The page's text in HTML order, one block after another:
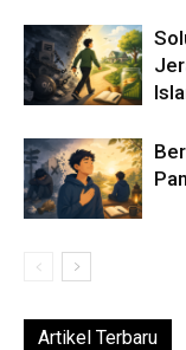
Artikel Terbaru